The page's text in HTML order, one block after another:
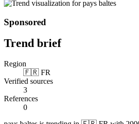
Sponsored
Trend brief
Region
🇫🇷 FR
Verified sources
3
References
0